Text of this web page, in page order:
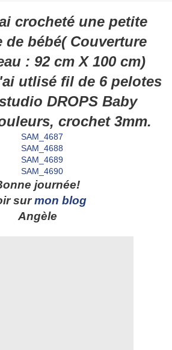
crocheté une petite
de bébé( Couverture
: 92 cm X 100 cm)
utlisé fil de 6 pelotes
DROPS Baby
crochet 3mm.
journée!
surmon blog
Angèle